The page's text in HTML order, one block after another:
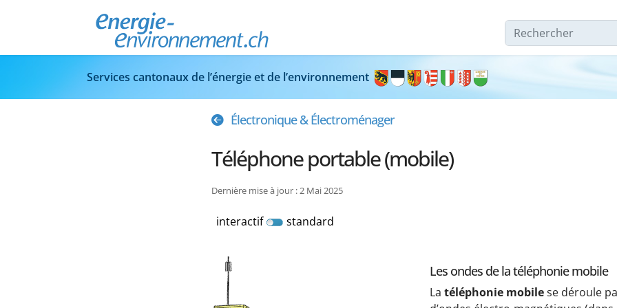
Rechercher
Services cantonaux de l’énergie et de l’environnement
Électronique & Électroménager
Téléphone portable (mobile)
Dernière mise à jour : 2 Mai 2025
interactif standard
Les ondes de la téléphonie mobile
La téléphonie mobilese déroule